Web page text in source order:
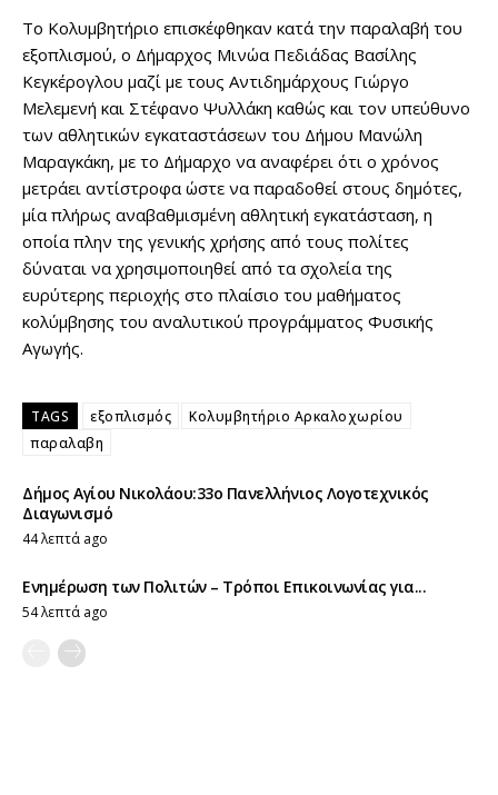
Το Κολυμβητήριο επισκέφθηκαν κατά την παραλαβή του
εξοπλισμού, ο Δήμαρχος Μινώα Πεδιάδας Βασίλης
Κεγκέρογλου μαζί με τους Αντιδημάρχους Γιώργο
Μελεμενή και Στέφανο Ψυλλάκη καθώς και τον υπεύθυνο
των αθλητικών εγκαταστάσεων του Δήμου Μανώλη
Μαραγκάκη, με το Δήμαρχο να αναφέρει ότι ο χρόνος
μετράει αντίστροφα ώστε να παραδοθεί στους δημότες,
μία πλήρως αναβαθμισμένη αθλητική εγκατάσταση, η
οποία πλην της γενικής χρήσης από τους πολίτες
δύναται να χρησιμοποιηθεί από τα σχολεία της
ευρύτερης περιοχής στο πλαίσιο του μαθήματος
κολύμβησης του αναλυτικού προγράμματος Φυσικής
Αγωγής.
TAGS εξοπλισμός
Κολυμβητήριο Αρκαλοχωρίου
παραλαβη
Δήμος Αγίου Νικολάου:33ο Πανελλήνιος Λογοτεχνικός
Διαγωνισμό
44 λεπτά ago
Ενημέρωση των Πολιτών – Τρόποι Επικοινωνίας για...
54 λεπτά ago